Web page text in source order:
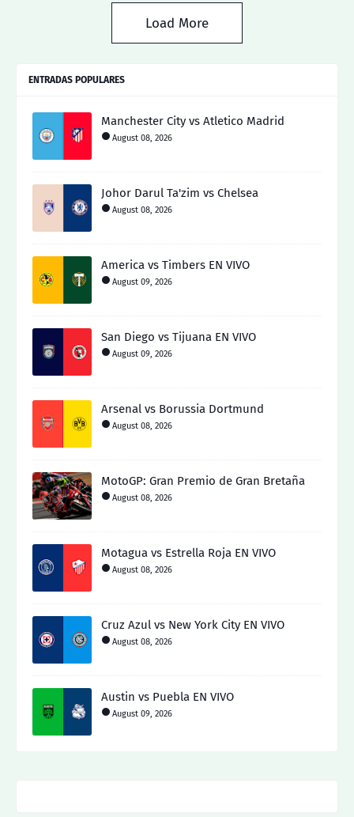
Load More
ENTRADAS POPULARES
Manchester City vs Atletico Madrid
August 08, 2026
Johor Darul Ta'zim vs Chelsea
August 08, 2026
America vs Timbers EN VIVO
August 09, 2026
San Diego vs Tijuana EN VIVO
August 09, 2026
Arsenal vs Borussia Dortmund
August 08, 2026
MotoGP: Gran Premio de Gran Bretaña
August 08, 2026
Motagua vs Estrella Roja EN VIVO
August 08, 2026
Cruz Azul vs New York City EN VIVO
August 08, 2026
Austin vs Puebla EN VIVO
August 09, 2026